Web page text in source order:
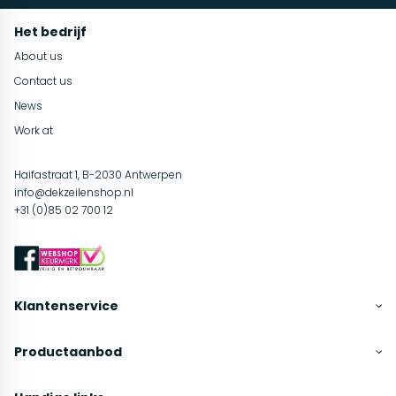
Het bedrijf
About us
Contact us
News
Work at
Haifastraat 1, B-2030 Antwerpen
info@dekzeilenshop.nl
+31 (0)85 02 700 12
Klantenservice
Productaanbod